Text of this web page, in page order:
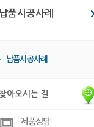
납품시공사례
납품시공사례
아오시는 길
제품상담